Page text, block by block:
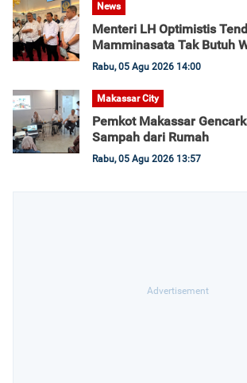
News
Menteri LH Optimistis
Mamminasata Tak Butuh
Rabu, 05 Agu 2026 14:00
Makassar City
Pemkot Makassar
Sampah dari Rumah
Rabu, 05 Agu 2026 13:57